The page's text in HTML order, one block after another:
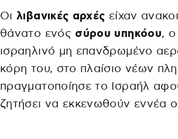
Οιλιβανικές αρχές είχαν
θάνατο ενός σύρου υπηκόου, ο
ισραηλινό μη επανδρωμένο
κόρη του, στο πλαίσιο νέων
πραγματοποίησε το Ισραήλ
ζητήσει να εκκενωθούν εννέα